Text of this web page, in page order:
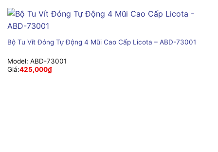
Bộ Tu Vít Đóng Tự Động 4 Mũi Cao Cấp Licota – ABD-73001
Model: ABD-73001
Giá:425,000₫